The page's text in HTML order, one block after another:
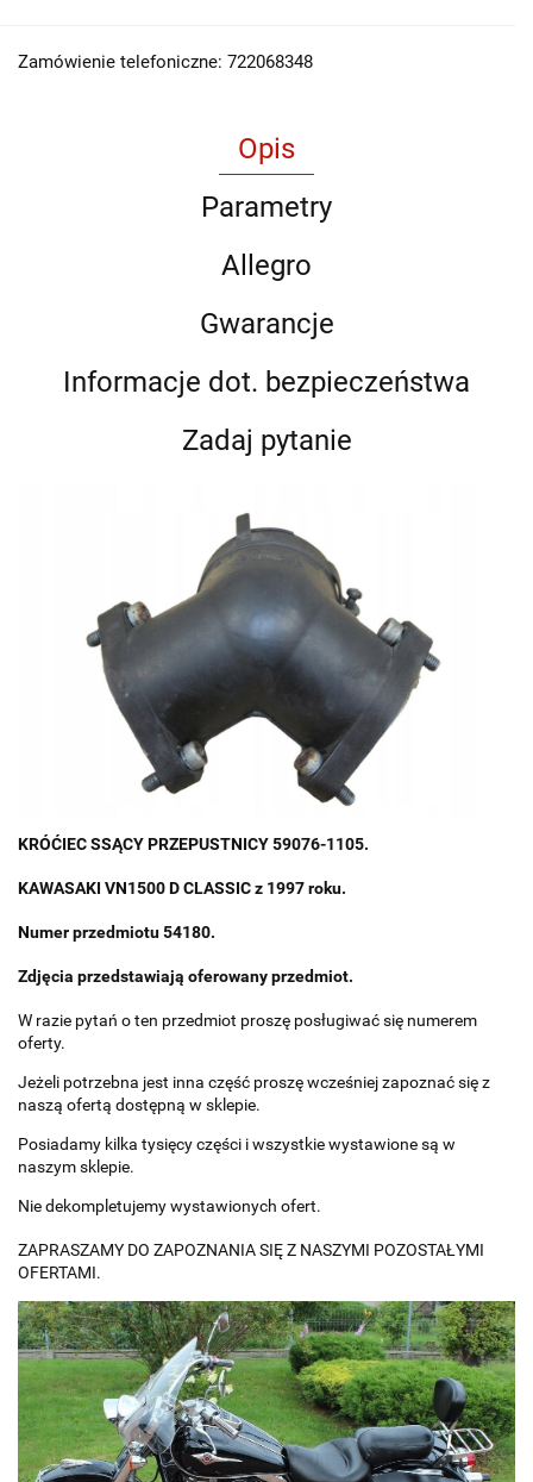
Zamówienie telefoniczne: 722068348
Opis
Parametry
Allegro
Gwarancje
Informacje dot. bezpieczeństwa
Zadaj pytanie
KRÓĆIEC SSĄCY PRZEPUSTNICY 59076-1105.
KAWASAKI VN1500 D CLASSIC z 1997 roku.
Numer przedmiotu 54180.
Zdjęcia przedstawiają oferowany przedmiot.
W razie pytań o ten przedmiot proszę posługiwać się numerem
oferty.
Jeżeli potrzebna jest inna część proszę wcześniej zapoznać się z
naszą ofertą dostępną w sklepie.
Posiadamy kilka tysięcy części i wszystkie wystawione są w
naszym sklepie.
Nie dekompletujemy wystawionych ofert.
ZAPRASZAMY DO ZAPOZNANIA SIĘ Z NASZYMI POZOSTAŁYMI
OFERTAMI.